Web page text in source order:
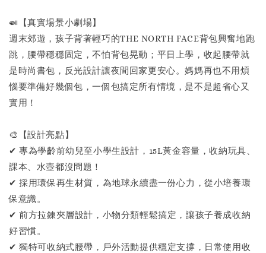
🍛【真實場景小劇場】
週末郊遊，孩子背著輕巧的THE NORTH FACE背包興奮地跑
跳，腰帶穩穩固定，不怕背包晃動；平日上學，收起腰帶就
是時尚書包，反光設計讓夜間回家更安心。媽媽再也不用煩
惱要準備好幾個包，一個包搞定所有情境，是不是超省心又
實用！
🎨【設計亮點】
✔ 專為學齡前幼兒至小學生設計，15L黃金容量，收納玩具、
課本、水壺都沒問題！
✔ 採用環保再生材質，為地球永續盡一份心力，從小培養環
保意識。
✔ 前方拉鍊夾層設計，小物分類輕鬆搞定，讓孩子養成收納
好習慣。
✔ 獨特可收納式腰帶，戶外活動提供穩定支撐，日常使用收